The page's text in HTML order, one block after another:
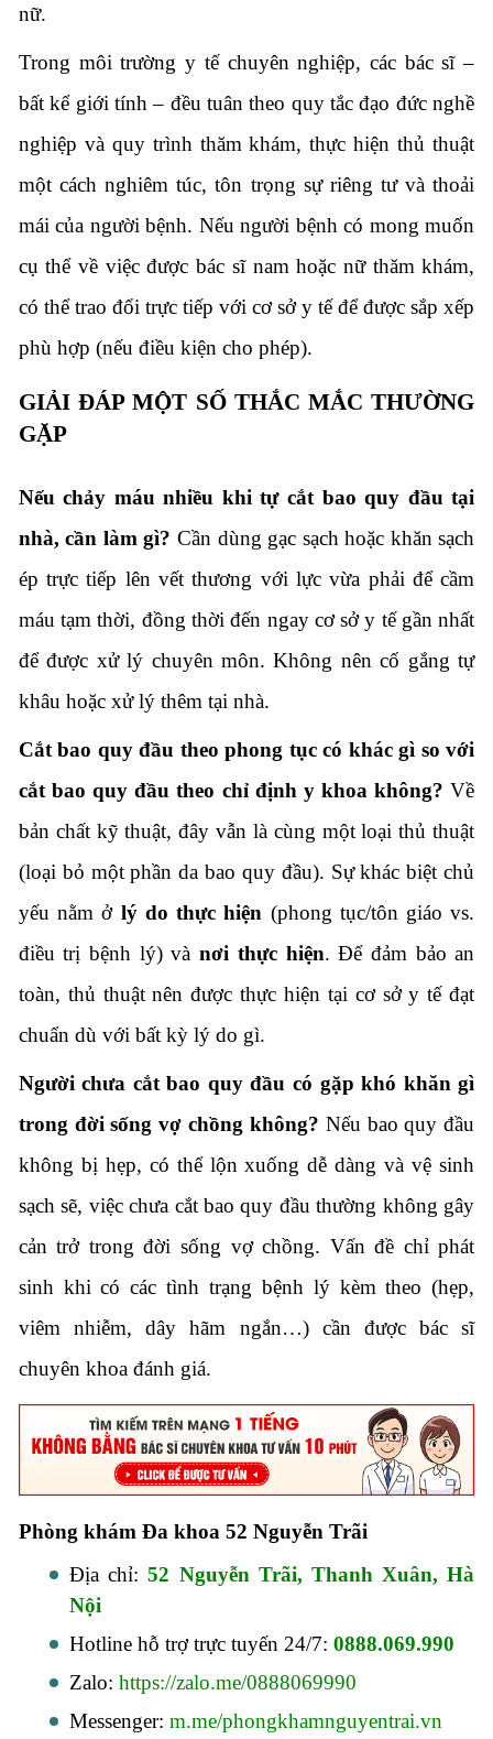
nữ.
Trong môi trường y tế chuyên nghiệp, các bác sĩ –
bất kể giới tính – đều tuân theo quy tắc đạo đức nghề
nghiệp và quy trình thăm khám, thực hiện thủ thuật
một cách nghiêm túc, tôn trọng sự riêng tư và thoải
mái của người bệnh. Nếu người bệnh có mong muốn
cụ thể về việc được bác sĩ nam hoặc nữ thăm khám,
có thể trao đổi trực tiếp với cơ sở y tế để được sắp xếp
phù hợp (nếu điều kiện cho phép).
GIẢI ĐÁP MỘT SỐ THẮC MẮC THƯỜNG
GẶP
Nếu chảy máu nhiều khi tự cắt bao quy đầu tại
nhà, cần làm gì? Cần dùng gạc sạch hoặc khăn sạch
ép trực tiếp lên vết thương với lực vừa phải để cầm
máu tạm thời, đồng thời đến ngay cơ sở y tế gần nhất
để được xử lý chuyên môn. Không nên cố gắng tự
khâu hoặc xử lý thêm tại nhà.
Cắt bao quy đầu theo phong tục có khác gì so với
cắt bao quy đầu theo chỉ định y khoa không? Về
bản chất kỹ thuật, đây vẫn là cùng một loại thủ thuật
(loại bỏ một phần da bao quy đầu). Sự khác biệt chủ
yếu nằm ở lý do thực hiện (phong tục/tôn giáo vs.
điều trị bệnh lý) vànơi thực hiện. Để đảm bảo an
toàn, thủ thuật nên được thực hiện tại cơ sở y tế đạt
chuẩn dù với bất kỳ lý do gì.
Người chưa cắt bao quy đầu có gặp khó khăn gì
trong đời sống vợ chồng không? Nếu bao quy đầu
không bị hẹp, có thể lộn xuống dễ dàng và vệ sinh
sạch sẽ, việc chưa cắt bao quy đầu thường không gây
cản trở trong đời sống vợ chồng. Vấn đề chỉ phát
sinh khi có các tình trạng bệnh lý kèm theo (hẹp,
viêm nhiễm, dây hãm ngắn…) cần được bác sĩ
chuyên khoa đánh giá.
Phòng khám Đa khoa 52 Nguyễn Trãi
Địa chỉ: 52 Nguyễn Trãi, Thanh Xuân, Hà
Nội
Hotline hỗ trợ trực tuyến 24/7: 0888.069.990
Zalo: https://zalo.me/0888069990
Messenger: m.me/phongkhamnguyentrai.vn